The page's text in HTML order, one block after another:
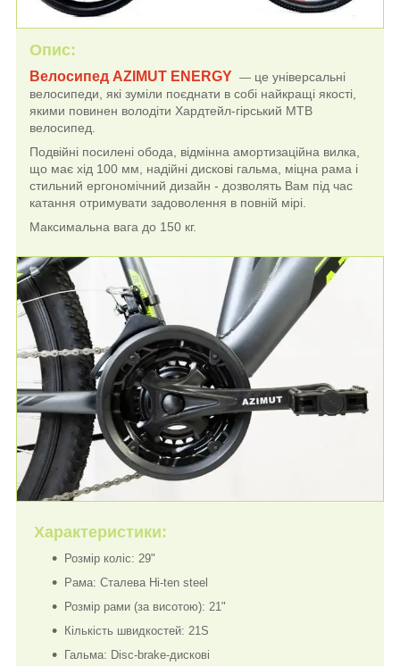
Опис:
Велосипед AZIMUT ENERGY ― це універсальні
велосипеди, які зуміли поєднати в собі найкращі якості,
якими повинен володіти Хардтейл-гірський МТВ
велосипед.
Подвійні посилені обода, відмінна амортизаційна вилка,
що має хід 100 мм, надійні дискові гальма, міцна рама і
стильний ергономічний дизайн - дозволять Вам під час
катання отримувати задоволення в повній мірі.
Максимальна вага до 150 кг.
Характеристики:
Розмір коліс: 29"
Рама: Сталева Hi-ten steel
Розмір рами (за висотою): 21"
Кількість швидкостей: 21S
Гальма: Disc-brake-дискові